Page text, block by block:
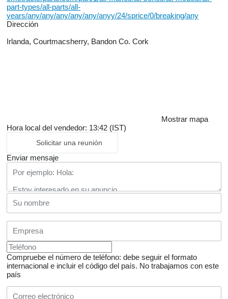
part-types/all-parts/all-
years/any/any/any/any/any/anyy/24/sprice/0/breaking/any
Dirección
Irlanda, Courtmacsherry, Bandon Co. Cork
Mostrar mapa
Hora local del vendedor: 13:42 (IST)
Solicitar una reunión
Enviar mensaje
Compruebe el número de teléfono: debe seguir el formato
internacional e incluir el código del país. No trabajamos con este
país